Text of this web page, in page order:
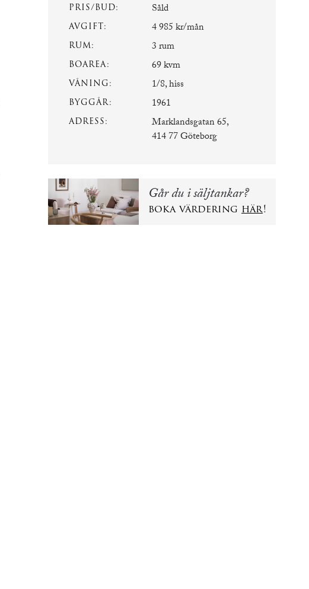
PRIS/BUD: Såld
AVGIFT: 4 985 kr/mån
RUM: 3 rum
BOAREA: 69 kvm
VÅNING: 1/8, hiss
BYGGÅR: 1961
ADRESS:
Marklandsgatan 65,
414 77 Göteborg
Går du i säljtankar?
boka värdering här!